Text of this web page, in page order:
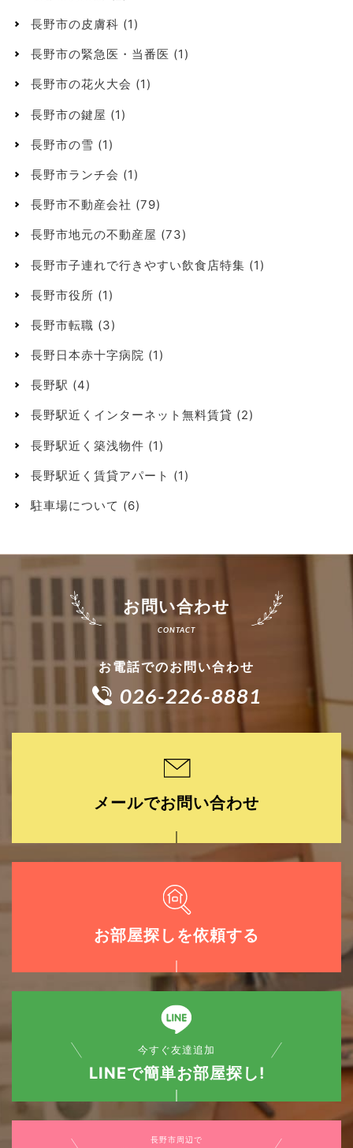
長野市の皮膚科 (1)
長野市の緊急医・当番医 (1)
長野市の花火大会 (1)
長野市の鍵屋 (1)
長野市の雪 (1)
長野市ランチ会 (1)
長野市不動産会社 (79)
長野市地元の不動産屋 (73)
長野市子連れで行きやすい飲食店特集 (1)
長野市役所 (1)
長野市転職 (3)
長野日本赤十字病院 (1)
長野駅 (4)
長野駅近くインターネット無料賃貸 (2)
長野駅近く築浅物件 (1)
長野駅近く賃貸アパート (1)
駐車場について (6)
お問い合わせ
お電話でのお問い合わせ
026-226-8881
メールでお問い合わせ
お部屋探しを依頼する
今すぐ友達追加
LINEで簡単お部屋探し!
長野市周辺で